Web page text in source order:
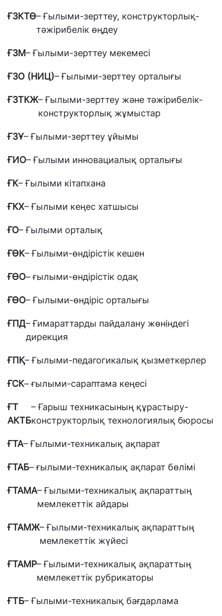
ҒЗКТӨ– Ғылыми-зерттеу, конструкторлық-
тəжірибелік өңдеу
ҒЗМ– Ғылыми-зерттеу мекемесі
ҒЗО (НИЦ)– Ғылыми-зерттеу орталығы
ҒЗТКЖ– Ғылыми-зерттеу және тәжірибелік-
конструкторлық жұмыстар
ҒЗҰ– Ғылыми-зерттеу ұйымы
ҒИО– Ғылыми инновациалық орталығы
ҒК– Ғылыми кітапхана
ҒКХ– Ғылыми кеңес хатшысы
ҒО– Ғылыми орталық
ҒӨК– Ғылыми-өндірістік кешен
ҒӨО– ғылыми-өндірістік одақ
ҒӨО– Ғылыми-өндіріс орталығы
ҒПД– Ғимараттарды пайдалану жөніндегі
дирекция
ҒПҚ– Ғылыми-педагогикалық қызметкерлер
ҒСК– ғылыми-сараптама кеңесі
ҒТ
АКТБ
– Ғарыш техникасының құрастыру-
конструкторлық технологиялық бюросы
ҒТА– Ғылыми-техникалық ақпарат
ҒТАБ– ғылыми-техникалық ақпарат бөлімі
ҒТАМА– Ғылыми-техникалық ақпараттың
мемлекеттік айдары
ҒТАМЖ– Ғылыми-техникалық ақпараттың
мемлекеттік жүйесі
ҒТАМР– Ғылыми-техникалық ақпараттың
мемлекеттік рубрикаторы
ҒТБ– Ғылыми-техникалық бағдарлама